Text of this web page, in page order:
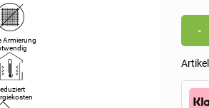
Armierung
-